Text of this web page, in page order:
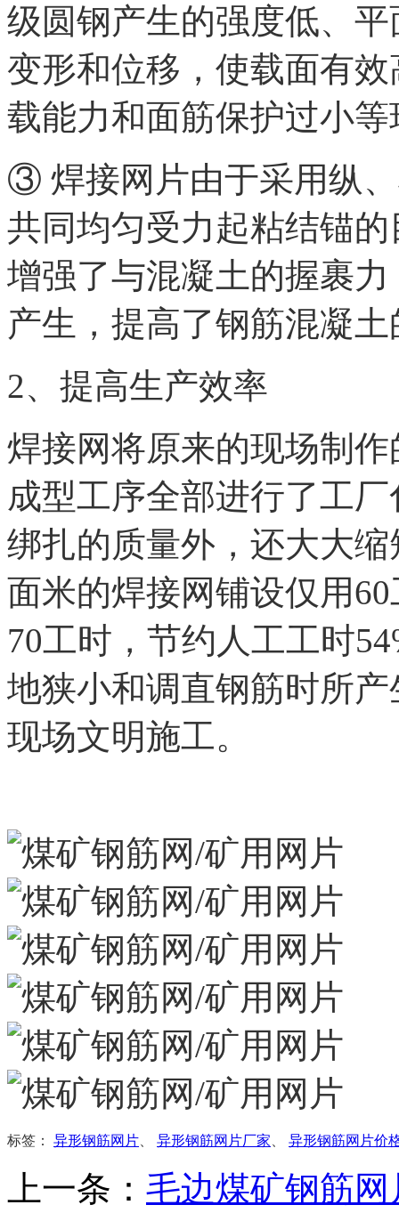
级圆钢产生的强度低、
变形和位移，使载面有
载能力和面筋保护过小等
③ 焊接网片由于采用纵
共同均匀受力起粘结锚
增强了与混凝土的握裹
产生，提高了钢筋混凝
2、提高生产效率
焊接网将原来的现场制
成型工序全部进行了工
绑扎的质量外，还大大
面米的焊接网铺设仅用
70工时，节约人工工时
地狭小和调直钢筋时所
现场文明施工。
标签： 异形钢筋网片 异形钢筋网片厂家 异形钢筋网片价
上一条： 毛边煤矿钢筋网